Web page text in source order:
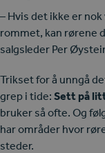
– Hvis det ikke er
rommet, kan rørene
salgsleder Per
Trikset for å unngå
grep i tide: Sett på
bruker så ofte. Og
har områder hvor
steder.